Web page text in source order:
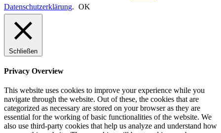
Datenschutzerklärung. OK
Schließen
Privacy Overview
This website uses cookies to improve your experience while you
navigate through the website. Out of these, the cookies that are
categorized as necessary are stored on your browser as they are
essential for the working of basic functionalities of the website. We
also use third-party cookies that help us analyze and understand how